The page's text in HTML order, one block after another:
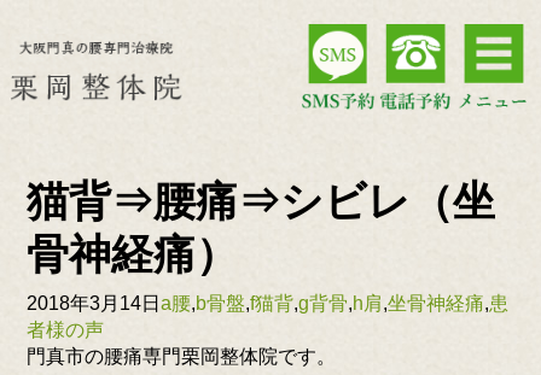
猫背⇒腰痛⇒シビレ（坐
骨神経痛）
2018年3月14日 a腰,b骨盤,f猫背,g背骨,h肩,坐骨神経痛,患
者様の声
門真市の腰痛専門栗岡整体院です。